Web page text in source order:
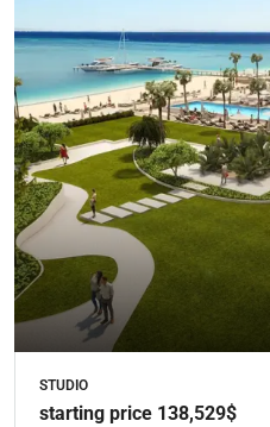
STUDIO
starting price 138,529$